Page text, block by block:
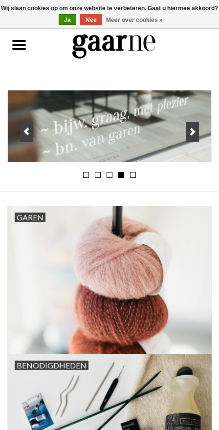
gaarne.be 0 Artikelen - €0,00
Patronen
Garen
Benodigdheden
Gaarne gemaakt
Pakketten
GAREN
BENODIGDHEDEN
Wij slaan cookies op om onze website te verbeteren. Gaat u hiermee akkoord?
Ja
Nee Meer over cookies »